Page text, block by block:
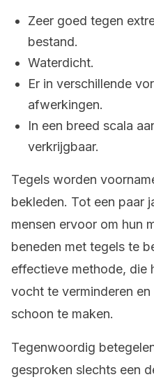
Zeer goed tegen
bestand.
Waterdicht.
Er in verschillende
afwerkingen.
In een breed scala
verkrijgbaar.
Tegels worden
bekleden. Tot een paar
mensen ervoor om hun
beneden met tegels te
effectieve methode, die
vocht te verminderen
schoon te maken.
Tegenwoordig
gesproken slechts een